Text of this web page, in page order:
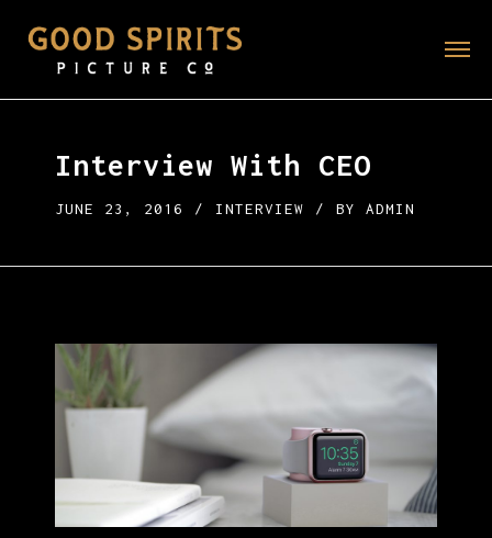
Interview With CEO
JUNE 23, 2016 / INTERVIEW / BY ADMIN